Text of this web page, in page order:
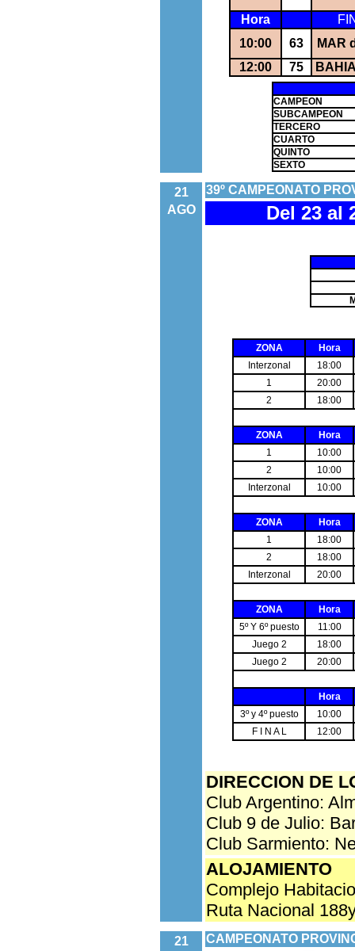
Hora
10:00
63
MAR
12:00
75
CAMPEON
SUBCAMPEON
TERCERO
CUARTO
QUINTO
SEXTO
21
AGO
39º CAMPEONATO
Del 23 al
ZONA
Hora
Interzonal
18:00
1
20:00
2
18:00
ZONA
Hora
1
10:00
2
10:00
Interzonal
10:00
ZONA
Hora
1
18:00
2
18:00
Interzonal
20:00
ZONA
Hora
5º Y 6º puesto
11:00
Juego 2
18:00
Juego 2
20:00
Hora
3º y 4º puesto
10:00
F I N A L
12:00
DIRECCION DE
Club Argentino:
Club 9 de Julio:
Club Sarmiento:
ALOJAMIENTO
Complejo
Ruta Nacional
21
CAMPEONATO